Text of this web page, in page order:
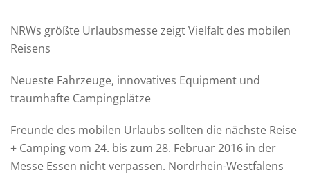
NRWs größte Urlaubsmesse zeigt Vielfalt des mobilen
Reisens
Neueste Fahrzeuge, innovatives Equipment und
traumhafte Campingplätze
Freunde des mobilen Urlaubs sollten die nächste Reise
+ Camping vom 24. bis zum 28. Februar 2016 in der
Messe Essen nicht verpassen. Nordrhein-Westfalens